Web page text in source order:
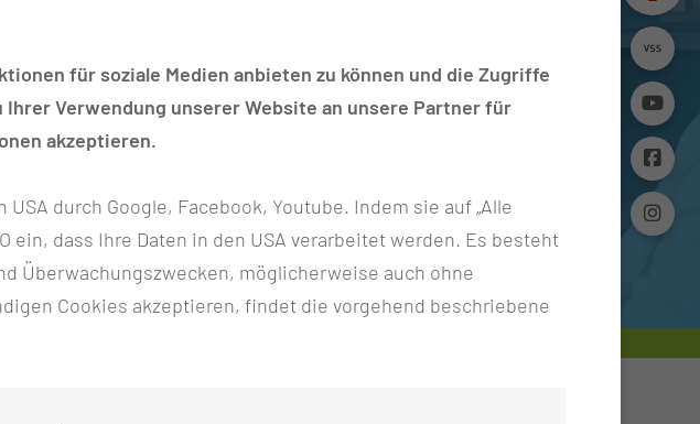
für soziale Medien anbieten zu können und die Zugriffe
Verwendung unserer Website an unsere Partner für
akzeptieren.
durch Google, Facebook, Youtube. Indem sie auf „Alle
ein, dass Ihre Daten in den USA verarbeitet werden. Es besteht
Überwachungszwecken, möglicherweise auch ohne
Cookies akzeptieren, findet die vorgehend beschriebene